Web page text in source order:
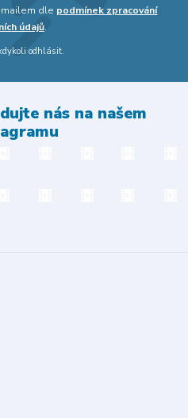
dle podmínek zpracování
údajů.
odhlásit.
nás na našem